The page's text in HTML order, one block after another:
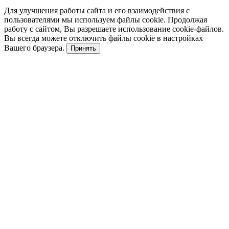
комплексного подхода, который объединяет
техническую оптимизацию, создание качественного
контента и постоянное улучшение пользовательского
Для улучшения работы сайта и его взаимодействия с
пользователями мы используем файлы cookie. Продолжая
работу с сайтом, Вы разрешаете использование cookie-файлов.
Вы всегда можете отключить файлы cookie в настройках
Вашего браузера.
Принять